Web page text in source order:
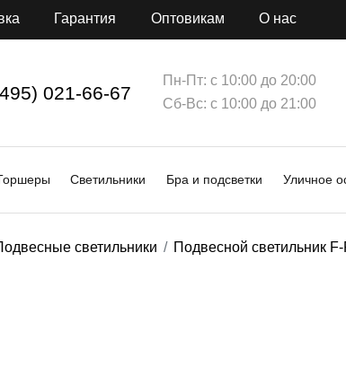
Гарантия Оптовикам О нас
021-66-67
Пн-Пт: с 10:00 до 20:00
Сб-Вс: с 10:00 до 21:00
Светильники Бра и подсветки Уличное
светильники Подвесной светильник